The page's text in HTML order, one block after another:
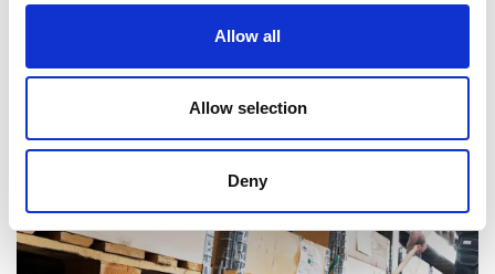
Allow all
Allow selection
Deny